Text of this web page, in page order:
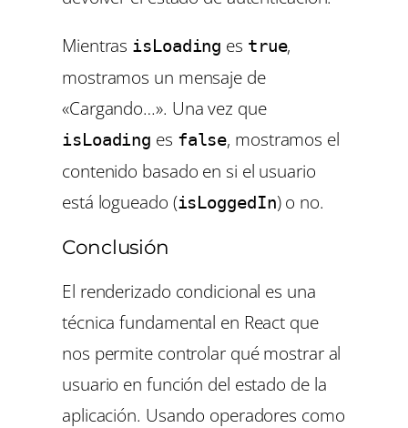
Mientras isLoading es true,
mostramos un mensaje de
«Cargando…». Una vez que
isLoading es false, mostramos el
contenido basado en si el usuario
está logueado (isLoggedIn) o no.
Conclusión
El renderizado condicional es una
técnica fundamental en React que
nos permite controlar qué mostrar al
usuario en función del estado de la
aplicación. Usando operadores como